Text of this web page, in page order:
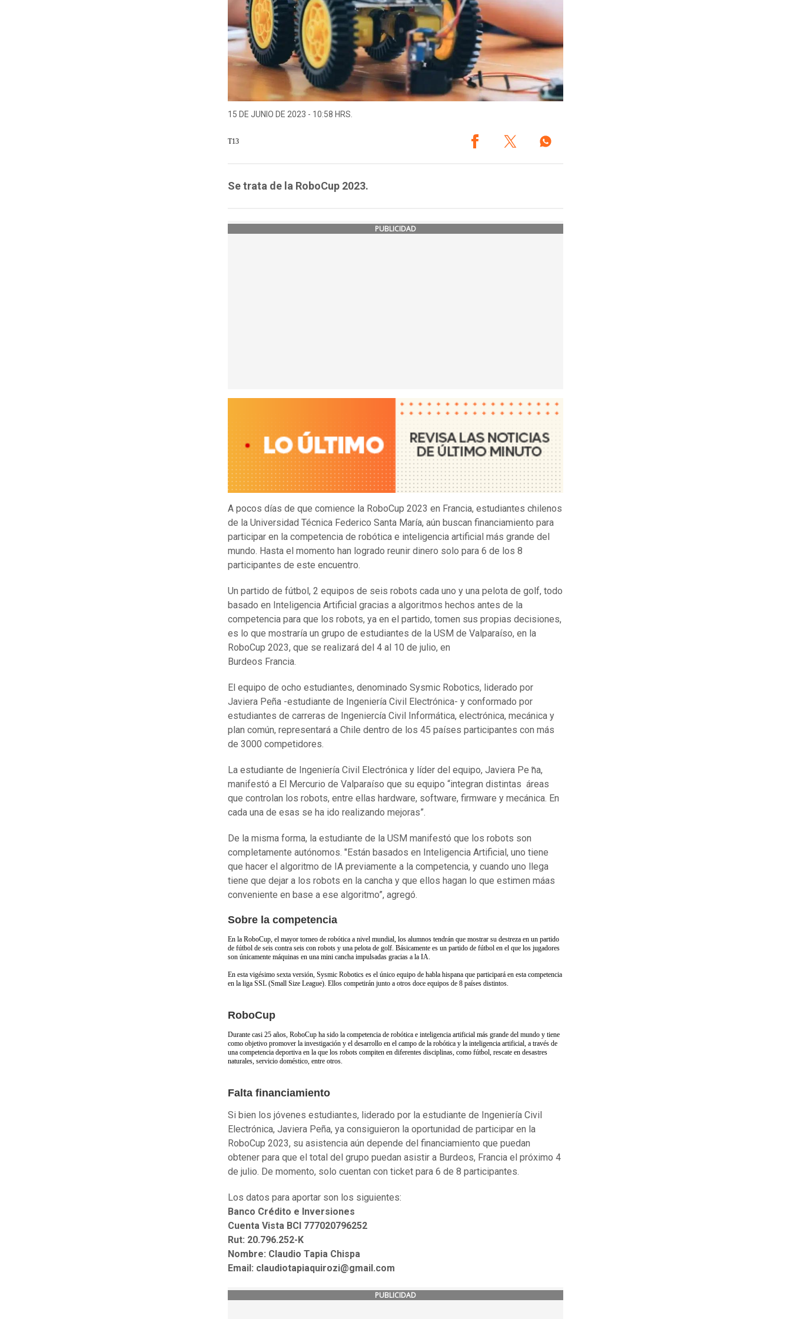
15 DE JUNIO DE 2023 - 10:58 HRS.
T13
Se trata de la RoboCup 2023.
PUBLICIDAD
A pocos días de que comience la RoboCup 2023 en Francia, estudiantes chilenos
de la Universidad Técnica Federico Santa María, aún buscan financiamiento para
participar en la competencia de robótica e inteligencia artificial más grande del
mundo. Hasta el momento han logrado reunir dinero solo para 6 de los 8
participantes de este encuentro.
Un partido de fútbol, 2 equipos de seis robots cada uno y una pelota de golf, todo
basado en Inteligencia Artificial gracias a algoritmos hechos antes de la
competencia para que los robots, ya en el partido, tomen sus propias decisiones,
es lo que mostraría un grupo de estudiantes de la USM de Valparaíso, en la
RoboCup 2023, que se realizará del 4 al 10 de julio, en
Burdeos Francia.
El equipo de ocho estudiantes, denominado Sysmic Robotics, liderado por
Javiera Peña -estudiante de Ingeniería Civil Electrónica- y conformado por
estudiantes de carreras de Ingeniercía Civil Informática, electrónica, mecánica y
plan común, representará a Chile dentro de los 45 países participantes con más
de 3000 competidores.
La estudiante de Ingeniería Civil Electrónica y líder del equipo, Javiera Pe ̃na,
manifestó a El Mercurio de Valparaíso que su equipo “integran distintas áreas
que controlan los robots, entre ellas hardware, software, firmware y mecánica. En
cada una de esas se ha ido realizando mejoras”.
De la misma forma, la estudiante de la USM manifestó que los robots son
completamente autónomos. "Están basados en Inteligencia Artificial, uno tiene
que hacer el algoritmo de IA previamente a la competencia, y cuando uno llega
tiene que dejar a los robots en la cancha y que ellos hagan lo que estimen máas
conveniente en base a ese algoritmo”, agregó.
Sobre la competencia
En la RoboCup, el mayor torneo de robótica a nivel mundial, los alumnos tendrán que mostrar su destreza en un partido
de fútbol de seis contra seis con robots y una pelota de golf. Básicamente es un partido de fútbol en el que los jugadores
son únicamente máquinas en una mini cancha impulsadas gracias a la IA.
En esta vigésimo sexta versión, Sysmic Robotics es el único equipo de habla hispana que participará en esta competencia
en la liga SSL (Small Size League). Ellos competirán junto a otros doce equipos de 8 países distintos.
RoboCup
Durante casi 25 años, RoboCup ha sido la competencia de robótica e inteligencia artificial más grande del mundo y tiene
como objetivo promover la investigación y el desarrollo en el campo de la robótica y la inteligencia artificial, a través de
una competencia deportiva en la que los robots compiten en diferentes disciplinas, como fútbol, rescate en desastres
naturales, servicio doméstico, entre otros.
Falta financiamiento
Si bien los jóvenes estudiantes, liderado por la estudiante de Ingeniería Civil
Electrónica, Javiera Peña, ya consiguieron la oportunidad de participar en la
RoboCup 2023, su asistencia aún depende del financiamiento que puedan
obtener para que el total del grupo puedan asistir a Burdeos, Francia el próximo 4
de julio. De momento, solo cuentan con ticket para 6 de 8 participantes.
Los datos para aportar son los siguientes:
Banco Crédito e Inversiones
Cuenta Vista BCI 777020796252
Rut: 20.796.252-K
Nombre: Claudio Tapia Chispa
Email: claudiotapiaquirozi@gmail.com
PUBLICIDAD